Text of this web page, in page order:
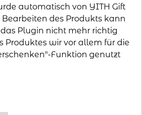
automatisch von YITH Gift
Bearbeiten des Produkts kann
Plugin nicht mehr richtig
Produktes wir vor allem für die
Funktion genutzt